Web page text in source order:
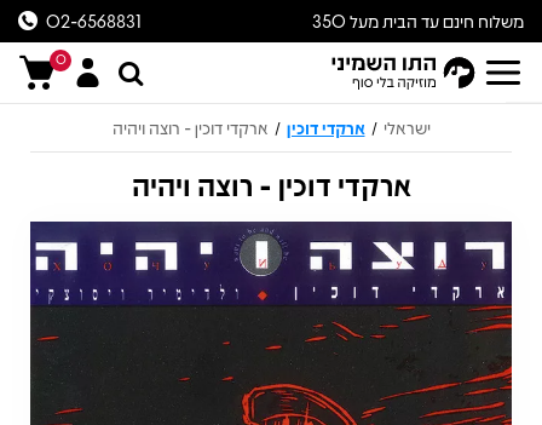
משלוח חינם עד הבית מעל 350
ש״ח
02-6568831
0
ישראלי / ארקדי דוכין / ארקדי דוכין - רוצה ויהיה
ארקדי דוכין - רוצה ויהיה